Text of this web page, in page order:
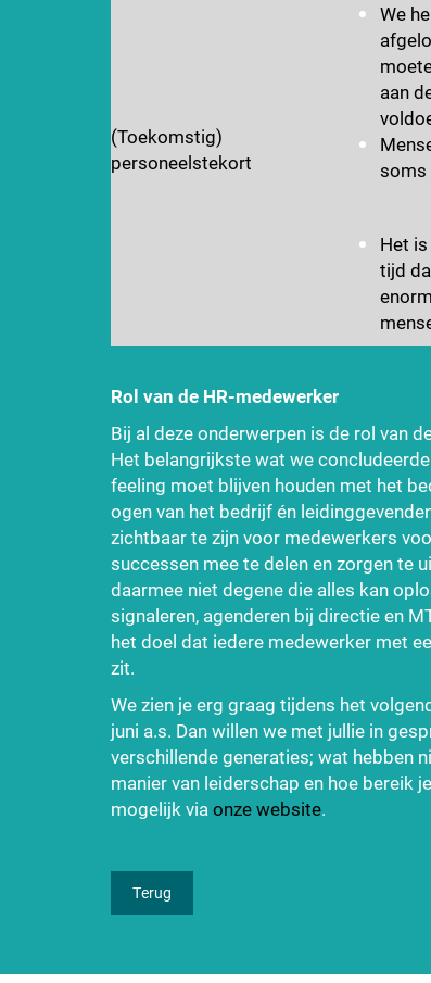
(Toekomstig)
personeelstekort
We
aan
soms
Het
tijd
Rol van de HR-medewerker
Bij al deze onderwerpen is de rol van
Het belangrijkste wat we
feeling moet blijven houden met het
ogen van het bedrijf én
zichtbaar te zijn voor medewerkers
successen mee te delen en zorgen te
daarmee niet degene die alles kan
signaleren, agenderen bij directie en
het doel dat iedere medewerker met
zit.
We zien je erg graag tijdens het
juni a.s. Dan willen we met jullie in
verschillende generaties; wat hebben
manier van leiderschap en hoe bereik
mogelijk viaonze website.
Terug